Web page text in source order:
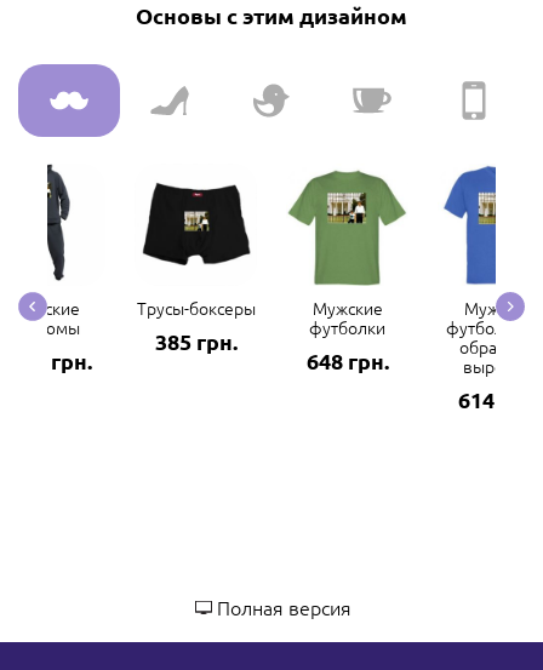
Основы с этим дизайном
Мужские
костюмы
грн.
Трусы-боксеры
385 грн.
Мужские
футболки
648 грн.
Мужские
футболки с
образным
вырезом
614 грн.
Полная версия